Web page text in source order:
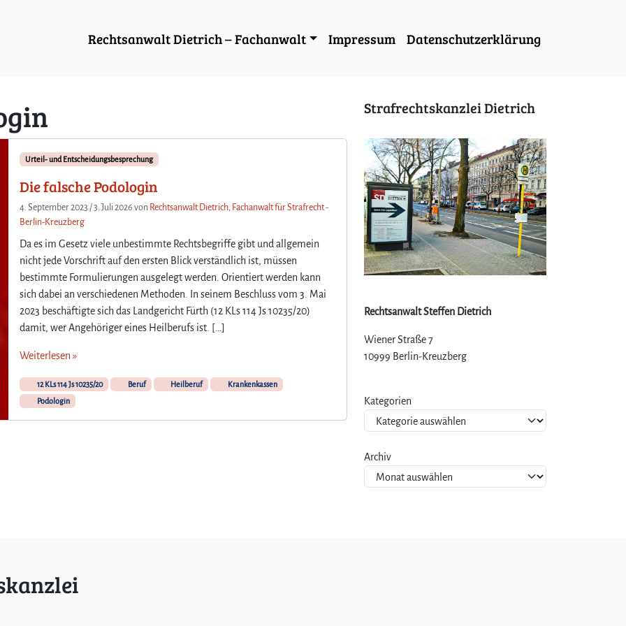
Rechtsanwalt Dietrich – Fachanwalt Impressum Datenschutzerklärung
Urteil- und Entscheidungsbesprechung
Die falsche Podologin
4. September 2023 /3. Juli 2026 von Rechtsanwalt Dietrich, Fachanwalt für Strafrecht -
Berlin-Kreuzberg
Da es im Gesetz viele unbestimmte Rechtsbegriffe gibt und allgemein
nicht jede Vorschrift auf den ersten Blick verständlich ist, müssen
bestimmte Formulierungen ausgelegt werden. Orientiert werden kann
sich dabei an verschiedenen Methoden. In seinem Beschluss vom 3. Mai
2023 beschäftigte sich das Landgericht Fürth (12 KLs 114 Js 10235/20)
damit, wer Angehöriger eines Heilberufs ist. […]
Weiterlesen »
12 KLs 114 Js 10235/20 Beruf Heilberuf
Krankenkassen
Podologin
Strafrechtskanzlei Dietrich
Rechtsanwalt Steffen Dietrich
Wiener Straße 7
10999 Berlin-Kreuzberg
Kategorien
Archiv